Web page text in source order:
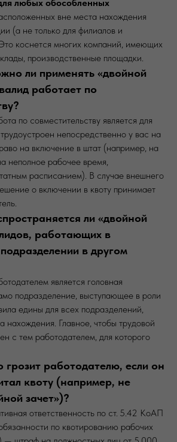
любых обособленных
вне места нахождения
(а не только для филиалов и
коснется многих компаний, имеющих
производственные площадки.
ли применять «двойной
работает по
по совместительству является для
непосредственно у вас на
на включение в штат (например, на
неполное рабочее время,
расписанием). В случае внешнего
о включении в квоту принимает
ли «двойной
работающих в
в другом
является головная
подразделение, выступающее в роли
едины для всех подразделений,
нахождения. Главное, чтобы трудовой
с тем работодателем, для которого
грозит работодателю, если он
квоту (например, не
зачет»)?
ответственность по ст. 5.42 КоАП
по квотированию рабочих